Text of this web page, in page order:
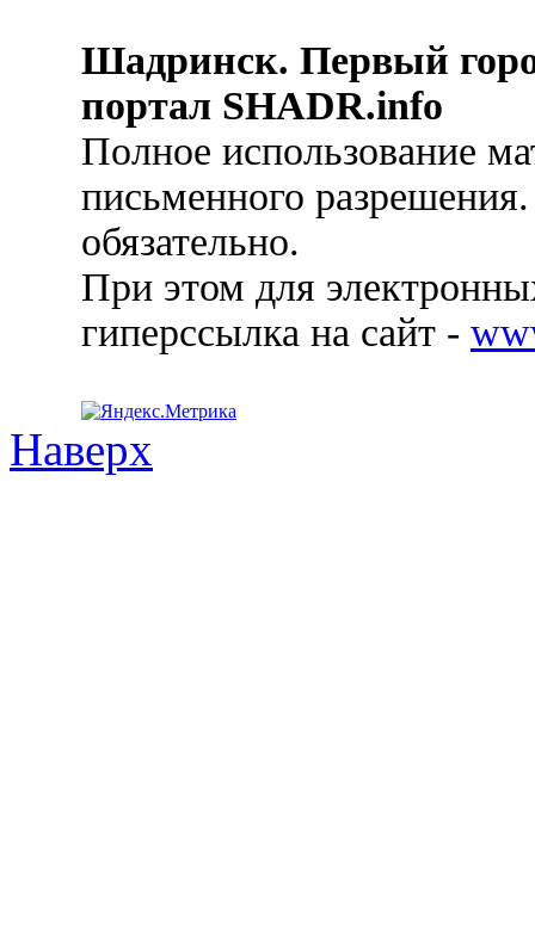
Шадринск. Первый
портал SHADR.info
Полное использование
письменного
обязательно.
При этом для
гиперссылка на сайт -
Наверх